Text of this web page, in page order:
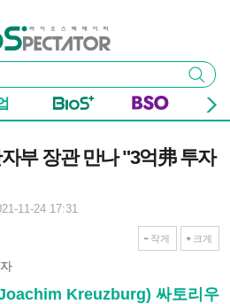
펙테이터
검색
부 장관 만나 "3억弗 투자
11-24 17:31
작게 크게
Kreuzburg) 싸토리우